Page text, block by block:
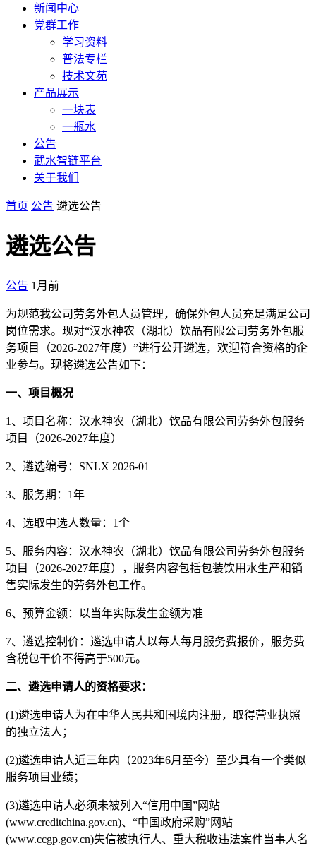
新闻中心
党群工作
学习资料
普法专栏
技术文苑
产品展示
一块表
一瓶水
公告
武水智链平台
关于我们
首页 公告 遴选公告
遴选公告
公告 1月前
为规范我公司劳务外包人员管理，确保外包人员充足满足公司
岗位需求。现对“汉水神农（湖北）饮品有限公司劳务外包服
务项目（2026-2027年度）”进行公开遴选，欢迎符合资格的企
业参与。现将遴选公告如下：
一、项目概况
1、项目名称：汉水神农（湖北）饮品有限公司劳务外包服务
项目（2026-2027年度）
2、遴选编号：SNLX 2026-01
3、服务期：1年
4、选取中选人数量：1个
5、服务内容：汉水神农（湖北）饮品有限公司劳务外包服务
项目（2026-2027年度），服务内容包括包装饮用水生产和销
售实际发生的劳务外包工作。
6、预算金额：以当年实际发生金额为准
7、遴选控制价：遴选申请人以每人每月服务费报价，服务费
含税包干价不得高于500元。
二、 遴选申请人的资格要求：
(1)遴选申请人为在中华人民共和国境内注册，取得营业执照
的独立法人；
(2)遴选申请人近三年内（2023年6月至今）至少具有一个类似
服务项目业绩；
(3)遴选申请人必须未被列入“信用中国”网站
(www.creditchina.gov.cn)、“中国政府采购”网站
(www.ccgp.gov.cn)失信被执行人、重大税收违法案件当事人名